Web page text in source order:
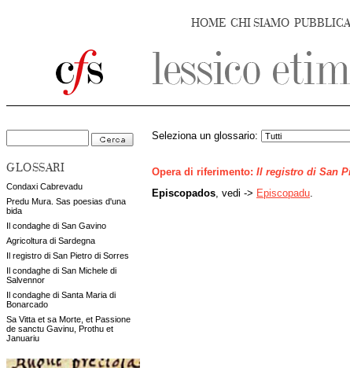
HOME CHI SIAMO
GLOSSARI
Condaxi Cabrevadu
Predu Mura. Sas poesias d'una
bida
Il condaghe di San Gavino
Agricoltura di Sardegna
Il registro di San Pietro di Sorres
Il condaghe di San Michele di
Salvennor
Il condaghe di Santa Maria di
Bonarcado
Sa Vitta et sa Morte, et Passione
de sanctu Gavinu, Prothu et
Januariu
Seleziona un glossario:
Opera di riferimento: Il registro di San
Episcopados , vedi -> Episcopadu